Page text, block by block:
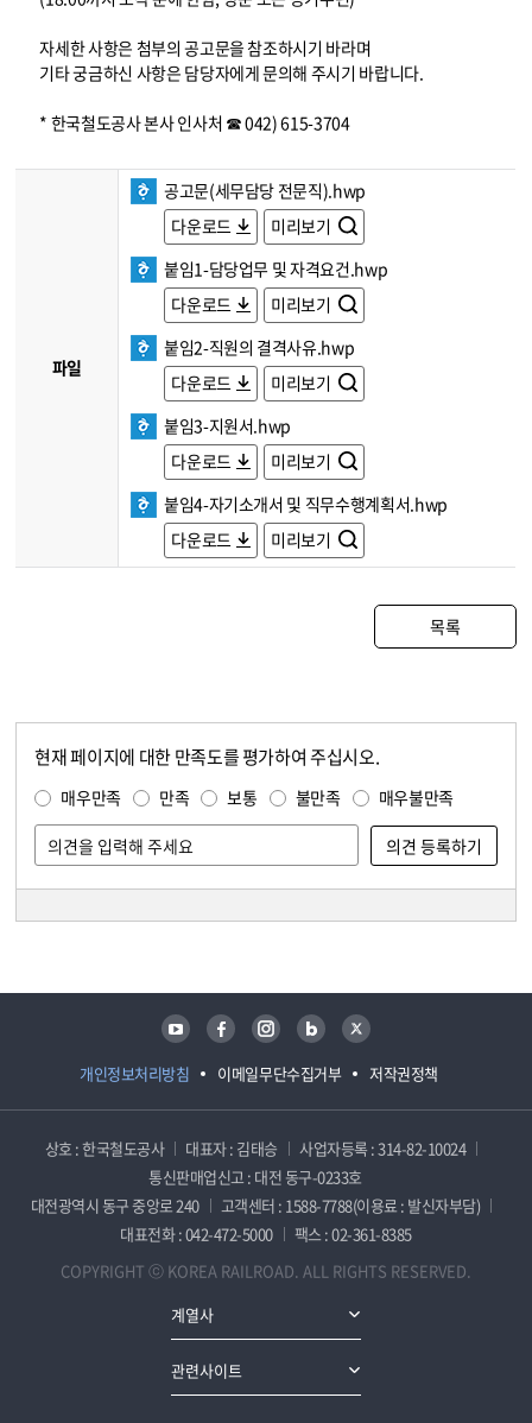
자세한 사항은 첨부의 공고문을 참조하시기 바라며
기타 궁금하신 사항은 담당자에게 문의해 주시기 바랍니다.
* 한국철도공사 본사 인사처 ☎ 042) 615-3704
파일
공고문(세무담당 전문직).hwp
다운로드
미리보기
붙임1-담당업무 및 자격요건.hwp
다운로드
미리보기
붙임2-직원의 결격사유.hwp
다운로드
미리보기
붙임3-지원서.hwp
다운로드
미리보기
붙임4-자기소개서 및 직무수행계획서.hwp
다운로드
미리보기
목록
현재 페이지에 대한 만족도를 평가하여 주십시오.
매우만족 만족 보통 불만족 매우불만족
개인정보처리방침 이메일무단수집거부 저작권정책
유튜브 페이스북 인스타그램 블로그 트위터
상호 : 한국철도공사 대표자 : 김태승
사업자등록 : 314-82-10024
통신판매업신고 : 대전 동구-0233호
대전광역시 동구 중앙로 240
고객센터 : 1588-7788(이용료 : 발신자부담)
대표전화 : 042-472-5000
팩스 : 02-361-8385
COPYRIGHT ⓒ KOREA RAILROAD. ALL RIGHTS RESERVED.
계열사
관련사이트